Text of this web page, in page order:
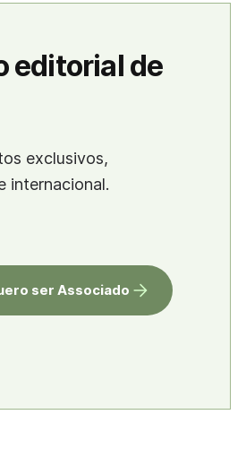
editorial de
exclusivos,
internacional.
ser Associado